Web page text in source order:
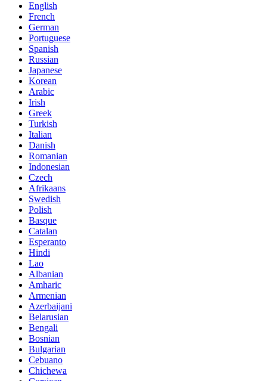
English
French
German
Portuguese
Spanish
Russian
Japanese
Korean
Arabic
Irish
Greek
Turkish
Italian
Danish
Romanian
Indonesian
Czech
Afrikaans
Swedish
Polish
Basque
Catalan
Esperanto
Hindi
Lao
Albanian
Amharic
Armenian
Azerbaijani
Belarusian
Bengali
Bosnian
Bulgarian
Cebuano
Chichewa